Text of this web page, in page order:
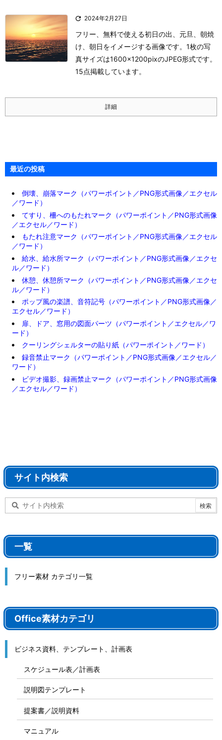
 2024年2月27日
フリー、無料で使える初日の出、元旦、朝焼
け、朝日をイメージする画像です。1枚の写
真サイズは1600×1200pixのJPEG形式です。
15点掲載しています。
詳細
最近の投稿
倒壊、崩落マーク（パワーポイント／PNG形式画像／エクセル
／ワード）
てすり、柵へのもたれマーク（パワーポイント／PNG形式画像
／エクセル／ワード）
もたれ注意マーク（パワーポイント／PNG形式画像／エクセル
／ワード）
給水、給水所マーク（パワーポイント／PNG形式画像／エクセ
ル／ワード）
休憩、休憩所マーク（パワーポイント／PNG形式画像／エクセ
ル／ワード）
ポップ風の楽譜、音符記号（パワーポイント／PNG形式画像／
エクセル／ワード）
扉、ドア、窓用の図面パーツ（パワーポイント／エクセル／ワ
ード）
クーリングシェルターの貼り紙（パワーポイント／ワード）
録音禁止マーク（パワーポイント／PNG形式画像／エクセル／
ワード）
ビデオ撮影、録画禁止マーク（パワーポイント／PNG形式画像
／エクセル／ワード）
サイト内検索
一覧
フリー素材 カテゴリ一覧
Office素材カテゴリ
ビジネス資料、テンプレート、計画表
スケジュール表／計画表
説明図テンプレート
提案書／説明資料
マニュアル